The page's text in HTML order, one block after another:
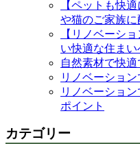
【ペットも快
や猫のご家族に
【リノベーシ
い快適な住まい
自然素材で快
リノベーショ
リノベーショ
ポイント
カテゴリー